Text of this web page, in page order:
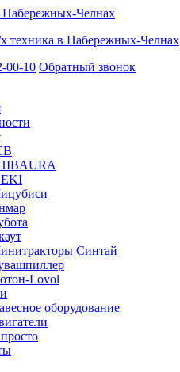
Челнах
техника в Набережных-Челнах
00-10 Обратный звонок
Синтай
Lovol
оборудование